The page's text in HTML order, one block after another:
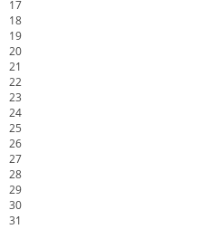
17
18
19
20
21
22
23
24
25
26
27
28
29
30
31